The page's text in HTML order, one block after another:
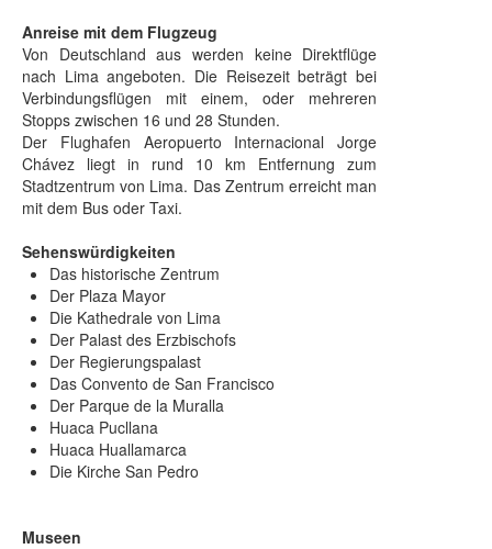
Anreise mit dem Flugzeug
Von Deutschland aus werden keine Direktflüge
nach Lima angeboten. Die Reisezeit beträgt bei
Verbindungsflügen mit einem, oder mehreren
Stopps zwischen 16 und 28 Stunden.
Der Flughafen Aeropuerto Internacional Jorge
Chávez liegt in rund 10 km Entfernung zum
Stadtzentrum von Lima. Das Zentrum erreicht man
mit dem Bus oder Taxi.
Sehenswürdigkeiten
Das historische Zentrum
Der Plaza Mayor
Die Kathedrale von Lima
Der Palast des Erzbischofs
Der Regierungspalast
Das Convento de San Francisco
Der Parque de la Muralla
Huaca Pucllana
Huaca Huallamarca
Die Kirche San Pedro
Museen